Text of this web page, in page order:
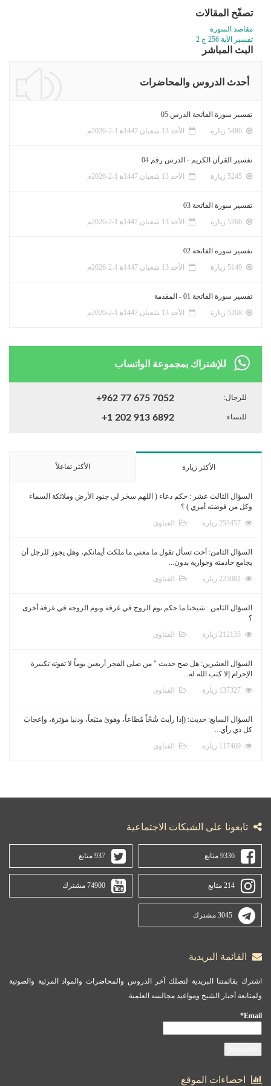
تصفّح المقالات
مقاصد السورة
تفسير الآية 256 ج 2
البث المباشر
أحدث الدروس والمحاضرات
تفسير سورة الفاتحة الدرس 05
الأحد 13 شعبان 1447ﻫ 1-2-2026م
تفسير القرآن الكريم - الدرس رقم 04
الأحد 13 شعبان 1447ﻫ 1-2-2026م
تفسير سورة الفاتحة 03
الأحد 13 شعبان 1447ﻫ 1-2-2026م
تفسير سورة الفاتحة 02
الأحد 13 شعبان 1447ﻫ 1-2-2026م
تفسير سورة الفاتحة 01 - المقدمة
الأحد 13 شعبان 1447ﻫ 1-2-2026م
للإشتراك بمجموعة الواتساب
للرجال: +962 77 675 7052
للنساء: +1 202 913 6892
الأكثر زيارة الأكثر تفاعلاً
السؤال الثالث عشر : حكم دعاء ( اللهم سخر لي جنود الأرض وملائكة السماء
وكل من فوضته أمري ) ؟
الفتاوى
السؤال الثامن: أخت تسأل تقول ما معنى ما ملكت أيمانكم، وهل يجوز للرجل أن
يجامع خادمته وجواريه بدون...
الفتاوى
السؤال الثامن : شيخنا ما حكم نوم الزوج في غرفة ونوم الزوجة في غرفة أخرى
؟
الفتاوى
السؤال العشرين: هل صح حديث " من صلى الفجر أربعين يوماً لا تفوته تكبيرة
الإحرام إلا كتب الله له...
الفتاوى
السؤال السابع: حديث: (إذا رأيتَ شُحّاً مُطاعاً، وهوىً متبَعاً، ودنيا مؤثرة، وإعجابَ
كل ذي رأي...
الفتاوى
تابعونا على الشبكات الاجتماعية
9336 متابع 937 متابع
214 متابع 74900 مشترك
3045 مشترك
القائمة البريدية
اشترك بقائمتنا البريدية لتصلك آخر الدروس والمحاضرات والمواد المرئية والصوتية
ولمتابعة أخبار الشيخ ومواعيد مجالسه العلمية.
Email*
احصاءات الموقع